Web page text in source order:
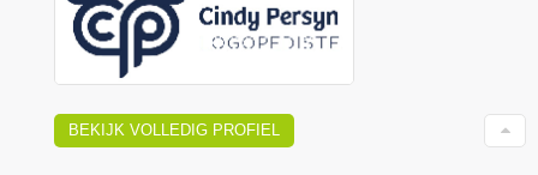
BEKIJK VOLLEDIG PROFIEL